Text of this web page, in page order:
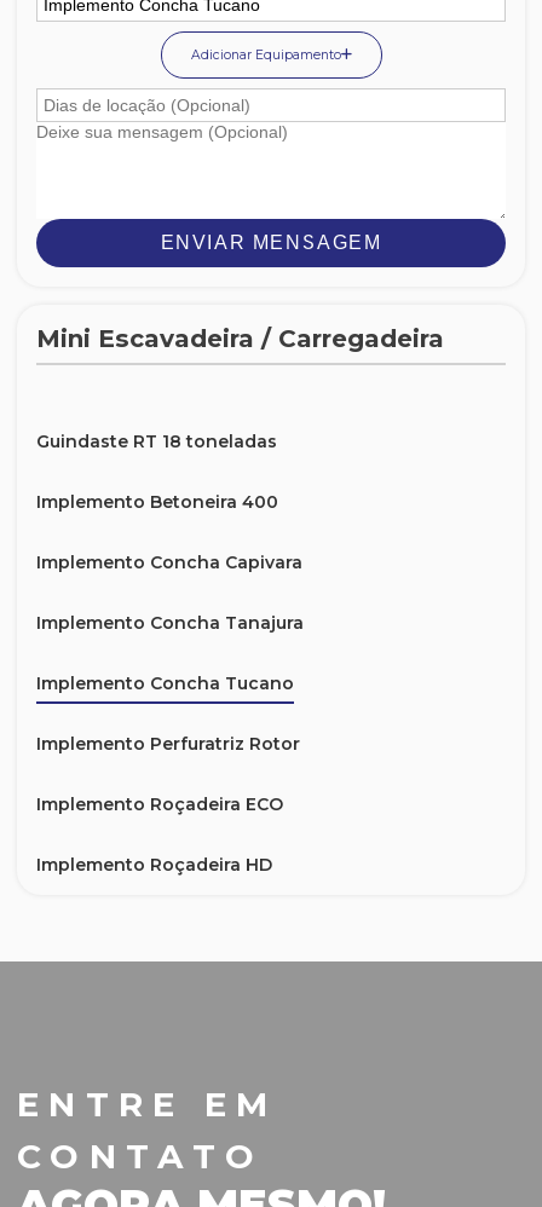
Adicionar Equipamento
ENVIAR MENSAGEM
Mini Escavadeira / Carregadeira
Guindaste RT 18 toneladas
Implemento Betoneira 400
Implemento Concha Capivara
Implemento Concha Tanajura
Implemento Concha Tucano
Implemento Perfuratriz Rotor
Implemento Roçadeira ECO
Implemento Roçadeira HD
Mini Escavadeira Kobelco SK35SR
Mini Escavadeira Sany SY35U 3,8 ton
ENTRE EM
CONTATO